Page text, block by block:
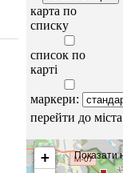
карта по
списку
список по
карті
маркери:
перейти до міста
Показати